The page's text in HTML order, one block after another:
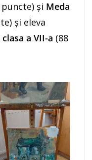
puncte) și Meda
și eleva
a VII-a (88